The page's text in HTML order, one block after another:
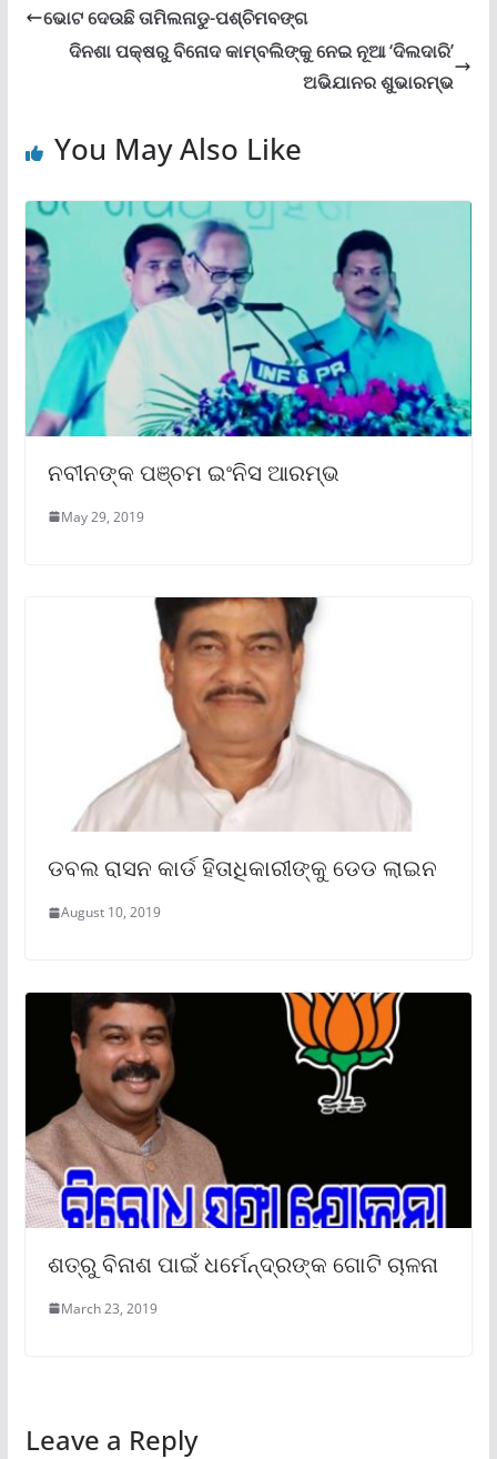
ଭୋଟ ଦେଉଛି ତାମିଲନାଡୁ-ପଶ୍ଚିମବଙ୍ଗ
ଦିନଶା ପକ୍ଷରୁ ବିନୋଦ କାମ୍ବଲିଙ୍କୁ ନେଇ ନୂଆ ‘ଦିଲଦାରି’
ଅଭିଯାନର ଶୁଭାରମ୍ଭ
You May Also Like
ନବୀନଙ୍କ ପଞ୍ଚମ ଇଂନିସ ଆରମ୍ଭ
May 29, 2019
ଡବଲ ରାସନ କାର୍ଡ ହିତାଧିକାରୀଙ୍କୁ ଡେଡ ଲାଇନ
August 10, 2019
ଶତ୍ରୁ ବିନାଶ ପାଇଁ ଧର୍ମେନ୍ଦ୍ରଙ୍କ ଗୋଟି ଚାଳନା
March 23, 2019
Leave a Reply